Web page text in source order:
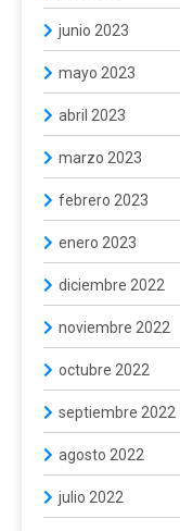
junio 2023
mayo 2023
abril 2023
marzo 2023
febrero 2023
enero 2023
diciembre 2022
noviembre 2022
octubre 2022
septiembre 2022
agosto 2022
julio 2022